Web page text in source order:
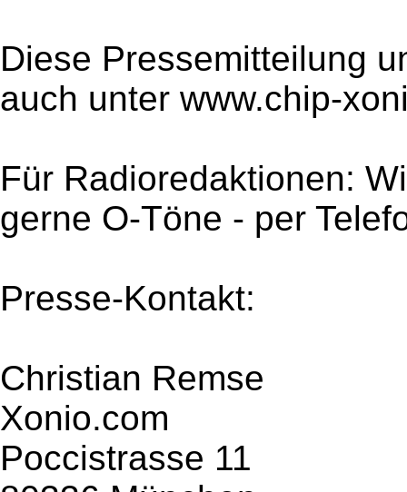
Diese Pressemitteilung
auch unter www.chip-
Für Radioredaktionen:
gerne O-Töne - per
Presse-Kontakt:
Christian Remse
Xonio.com
Poccistrasse 11